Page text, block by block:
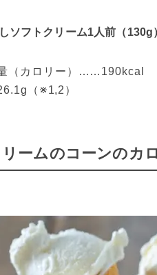
ソフトクリーム1人前（
（カロリー）……190kcal
（※1,2）
ームのコーンのカ